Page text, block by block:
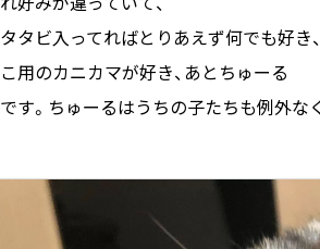
タビ入ってればとりあえず何でも好き
用のカニカマが好き、あとちゅーる
す。ちゅーるはうちの子たちも例外な